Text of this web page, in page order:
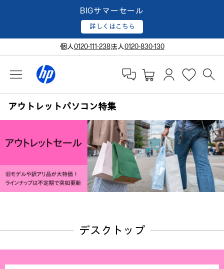
BIGサマーセール
詳しくはこちら
個人0120-111-238法人0120-830-130
アウトレットパソコン特集
デスクトップ